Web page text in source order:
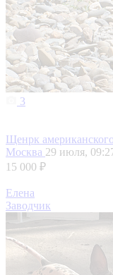
3
Щенрк
Москва 29 июля,
15 000 ₽
Елена
Заводчик